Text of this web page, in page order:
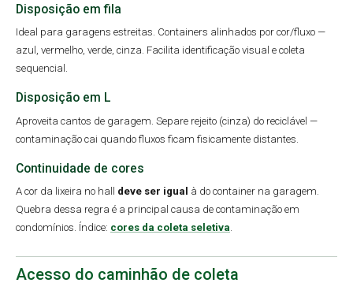
Disposição em fila
Ideal para garagens estreitas. Containers alinhados por cor/fluxo —
azul, vermelho, verde, cinza. Facilita identificação visual e coleta
sequencial.
Disposição em L
Aproveita cantos de garagem. Separe rejeito (cinza) do reciclável —
contaminação cai quando fluxos ficam fisicamente distantes.
Continuidade de cores
A cor da lixeira no hall deve ser igual à do container na garagem.
Quebra dessa regra é a principal causa de contaminação em
condomínios. Índice: cores da coleta seletiva.
Acesso do caminhão de coleta